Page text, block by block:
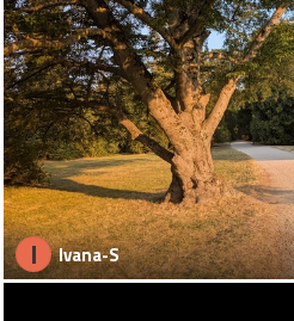
I Ivana-S